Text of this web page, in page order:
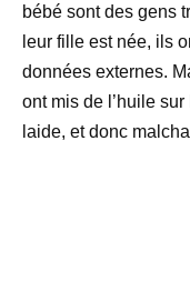
bébé sont des gens
leur fille est née, ils
données externes.
ont mis de l’huile
laide, et donc